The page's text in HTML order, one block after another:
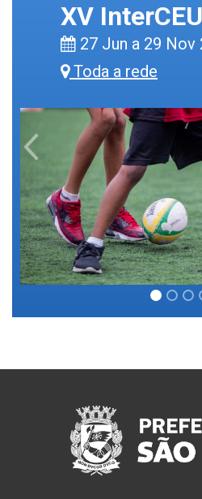
XV
27 Jun a 29 Nov
Toda a rede
Previous